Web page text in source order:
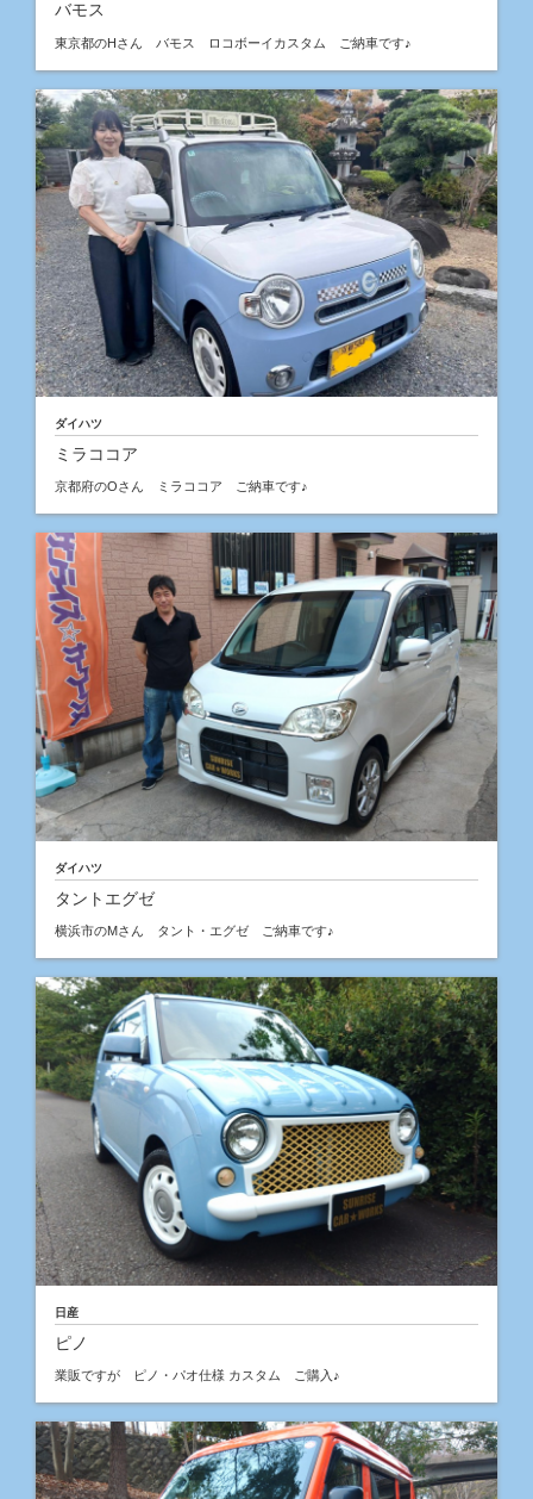
バモス
東京都のHさん バモス ロコボーイカスタム ご納車です♪
ダイハツ
ミラココア
京都府のOさん ミラココア ご納車です♪
ダイハツ
タントエグゼ
横浜市のMさん タント・エグゼ ご納車です♪
日産
ピノ
業販ですが ピノ・パオ仕様 カスタム ご購入♪